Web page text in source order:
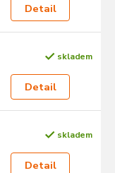
Detail
skladem
Detail
skladem
Detail